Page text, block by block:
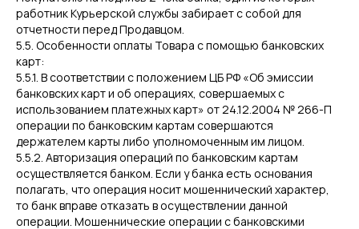
работник Курьерской службы забирает с собой для
отчетности перед Продавцом.
5.5. Особенности оплаты Товара с помощью банковских
карт:
5.5.1. В соответствии с положением ЦБ РФ «Об эмиссии
банковских карт и об операциях, совершаемых с
использованием платежных карт» от 24.12.2004 № 266-П
операции по банковским картам совершаются
держателем карты либо уполномоченным им лицом.
5.5.2. Авторизация операций по банковским картам
осуществляется банком. Если у банка есть основания
полагать, что операция носит мошеннический характер,
то банк вправе отказать в осуществлении данной
операции. Мошеннические операции с банковскими